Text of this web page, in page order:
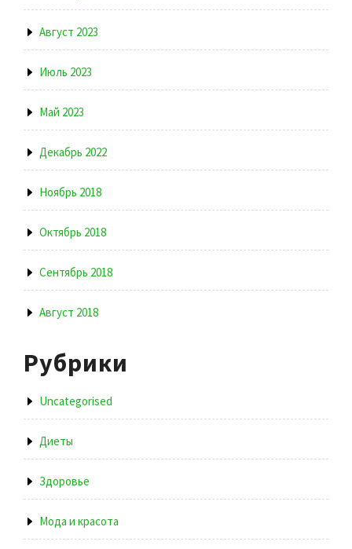
Август 2023
Июль 2023
Май 2023
Декабрь 2022
Ноябрь 2018
Октябрь 2018
Сентябрь 2018
Август 2018
Рубрики
Uncategorised
Диеты
Здоровье
Мода и красота